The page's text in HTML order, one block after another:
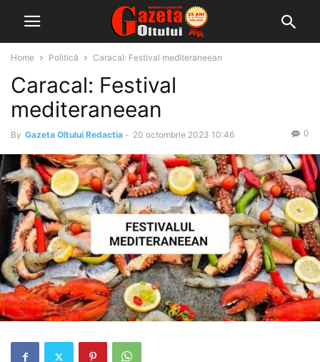
Home Politică Caracal: Festival mediteraneean
Caracal: Festival
mediteraneean
By Gazeta Oltului Redactia - 20 octombrie 2023 10:46 0